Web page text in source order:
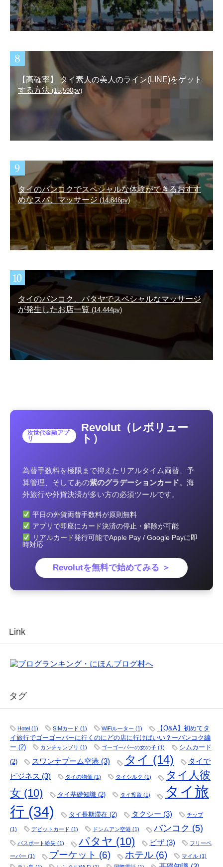
【高確率】 タイ素人の美人のライン(LINE)をゲット
する方法 (15,590pv)
タイのバンコクでスペシャルな体験ができるおすす
めなスパ、マッサージ (14,846pv)
タイのバンコク、パタヤでスペシャルなマッサージ
が発生したお店一覧 (14,444pv)
次世代金融アプ
リ
Revolut（レボリュー
ト）
為替手数料を極限まで抑えたリアルタイム両替、予
算管理、そしてあの紫のグラデーションカード。海
外旅行や外貨決済が多い方の必須ツールです。
平日の外貨両替手数料が原則無料
アプリで即座にカード決済の停止・解除が可能
リアルカード発行可能でApple Pay / Google Payに即
時対応
Revolutを無料で始めてみる ＞
Link
タグ
Hotel (1) SIMカード (1) WiFiルーター (1)
【Q&A】初めてタ
イ旅行でゴーゴーバーに行くのにどの店に行けばいい？ーバンコク編
ー (2) カンチャンブリ (1) ゴーゴーバーの女の子 (1)
シムカード
(2)
スワンナプーム空港 (3) タイ (14)
タイで
ビジネス (3) タイの物価 (1) タイシルク (1)
タイ人彼
女 (10) タイ基礎知識 (2) タイ投資 (1)
タイ旅
行 (34) タイ長期滞在 (2) タクシー (3) チップ
(1) デビットカード (1) ドンムアン空港 (1) バンコク (5)
パスポート紛失 (1) パタヤ (10) ビザ (3) フリーペ
ーパー (1) プーケット (6) ホテル (6) マイル (1)